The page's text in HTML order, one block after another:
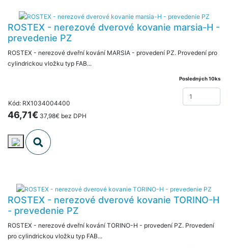
ROSTEX - nerezové dverové kovanie marsia-H -
prevedenie PZ
ROSTEX - nerezové dveřní kování MARSIA - provedení PZ. Provedení pro
cylindrickou vložku typ FAB...
Kód: RX1034004400
Posledných 10ks
46,71€ 37,98€ bez DPH
ROSTEX - nerezové dverové kovanie TORINO-H
- prevedenie PZ
ROSTEX - nerezové dveřní kování TORINO-H - provedení PZ. Provedení
pro cylindrickou vložku typ FAB...